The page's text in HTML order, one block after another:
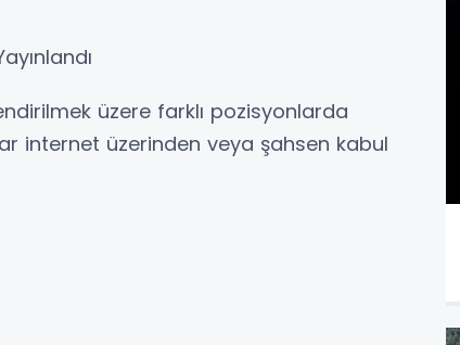
üzere farklı pozisyonlarda
internet üzerinden veya şahsen kabul